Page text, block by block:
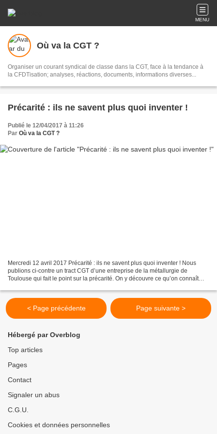
MENU
Où va la CGT ?
Organiser un courant syndical de classe dans la CGT, face à la tendance à
la CFDTisation; analyses, réactions, documents, informations diverses...
Précarité : ils ne savent plus quoi inventer !
Publié le 12/04/2017 à 11:26
Par Où va la CGT ?
Mercredi 12 avril 2017 Précarité : ils ne savent plus quoi inventer ! Nous
publions ci-contre un tract CGT d’une entreprise de la métallurgie de
Toulouse qui fait le point sur la précarité. On y découvre ce qu’on connaît
< Page précédente Page suivante >
Hébergé par Overblog
Top articles
Pages
Contact
Signaler un abus
C.G.U.
Cookies et données personnelles